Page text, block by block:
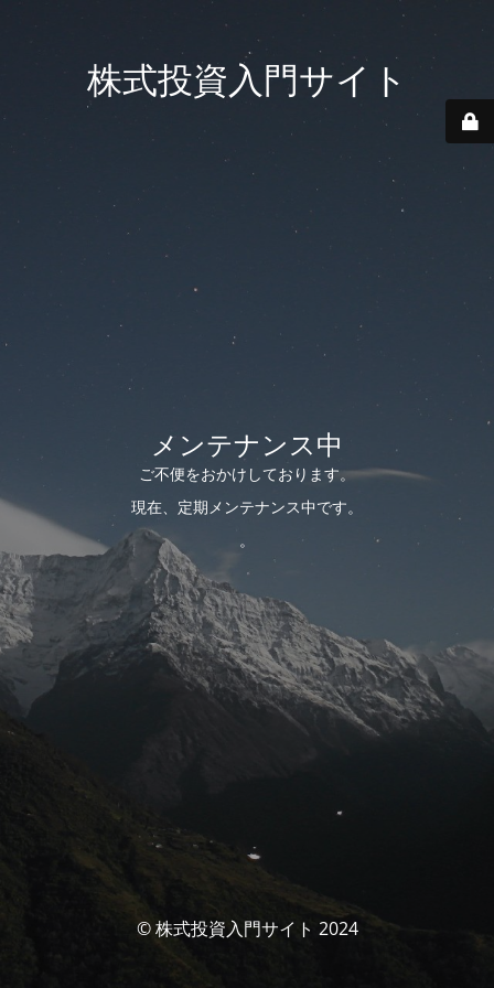
株式投資入門サイト
メンテナンス中
ご不便をおかけしております。
現在、定期メンテナンス中です。
。
© 株式投資入門サイト 2024